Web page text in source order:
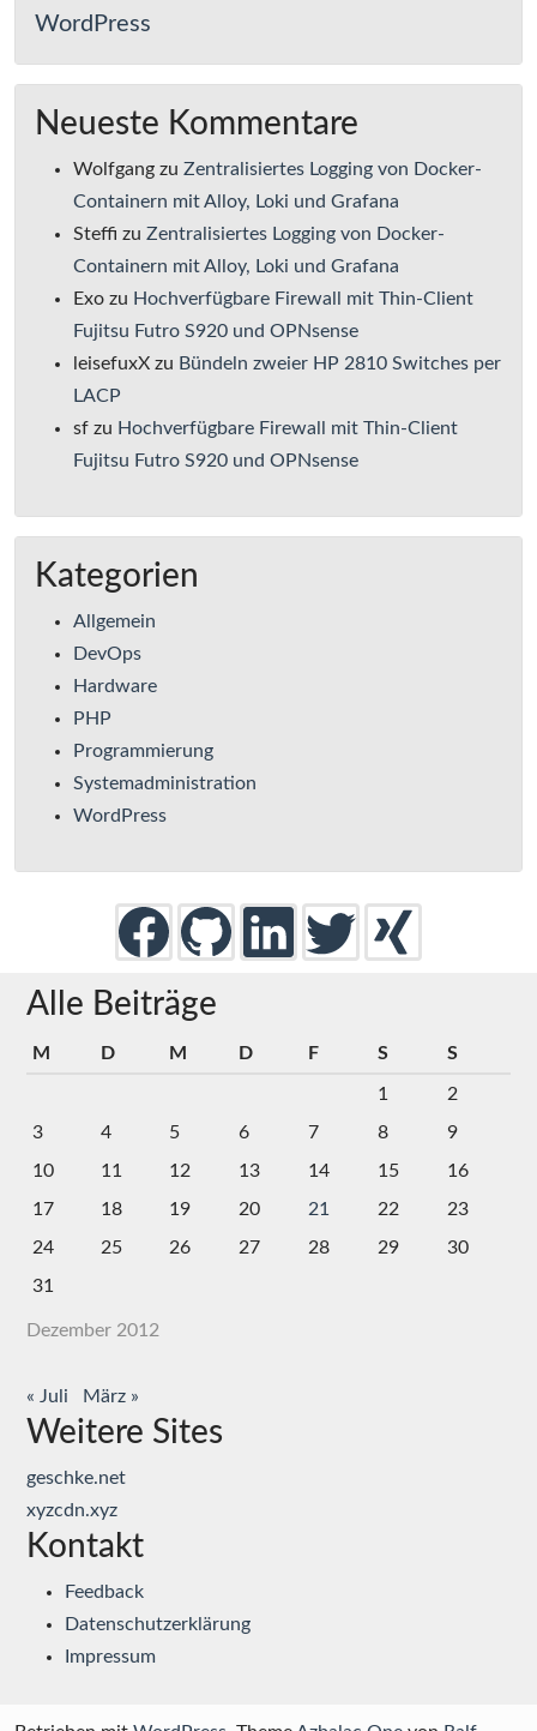
WordPress
Neueste Kommentare
Wolfgang zu Zentralisiertes Logging von Docker-
Containern mit Alloy, Loki und Grafana
Steffi zu Zentralisiertes Logging von Docker-
Containern mit Alloy, Loki und Grafana
Exo zu Hochverfügbare Firewall mit Thin-Client
Fujitsu Futro S920 und OPNsense
leisefuxX zu Bündeln zweier HP 2810 Switches per
LACP
sf zu Hochverfügbare Firewall mit Thin-Client
Fujitsu Futro S920 und OPNsense
Kategorien
Allgemein
DevOps
Hardware
PHP
Programmierung
Systemadministration
WordPress
Alle Beiträge
Dezember 2012
M D M D F S S
1
2
3
4 5 6 7 8
9
10
11 12 13 14 15
16
17
18 19 20 21 22
23
24
25 26 27 28 29
30
31
« Juli März »
Weitere Sites
geschke.net
xyzcdn.xyz
Kontakt
Feedback
Datenschutzerklärung
Impressum